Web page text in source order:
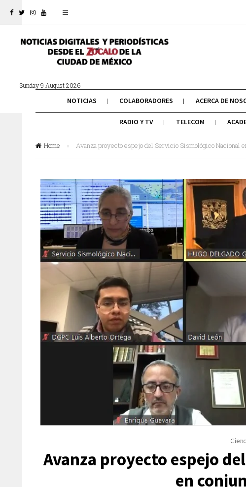
Sunday 9 August 2026
NOTICIAS COLABORADORES ACERCA DE
RADIO Y TV TELECOM
Home » Avanza proyecto espejo del Servicio Sismológico Nacional
Avanza proyecto espejo
en